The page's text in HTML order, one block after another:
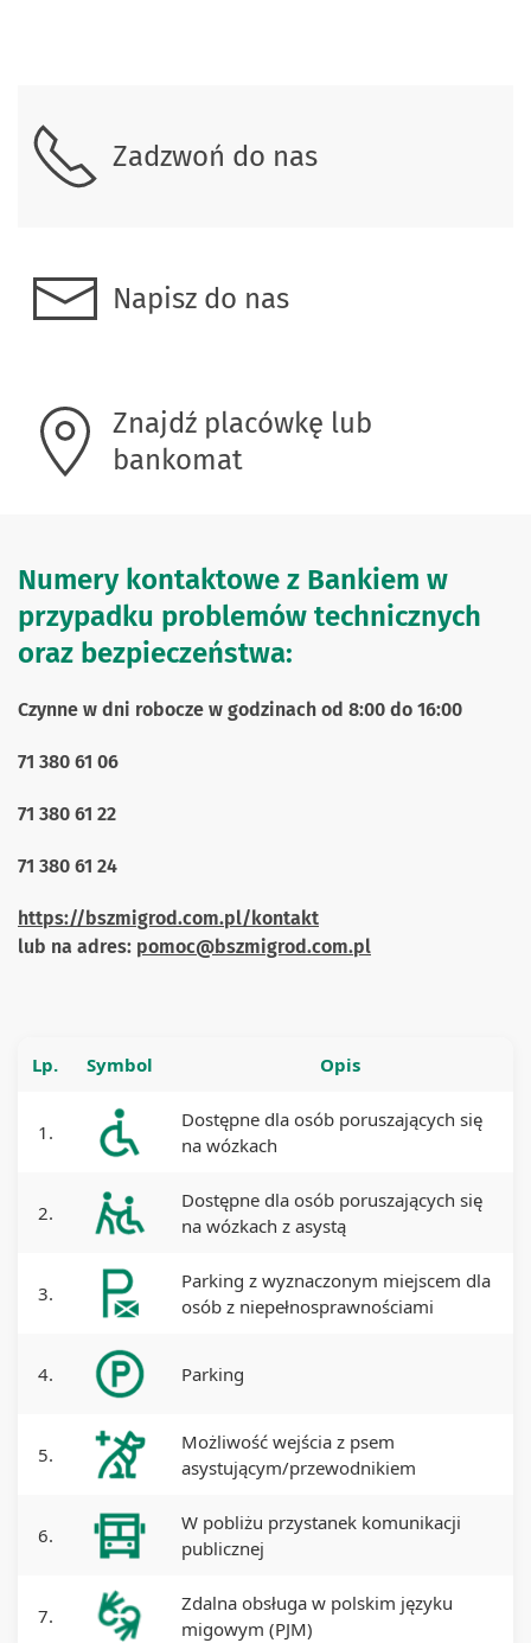
Zadzwoń do nas
Napisz do nas
Znajdź placówkę lub
bankomat
Numery kontaktowe z Bankiem w
przypadku problemów technicznych
oraz bezpieczeństwa:
Czynne w dni robocze w godzinach od 8:00 do 16:00
71 380 61 06
71 380 61 22
71 380 61 24
https://bszmigrod.com.pl/kontakt
lub na adres: pomoc@bszmigrod.com.pl
Lp. Symbol Opis
1.
Dostępne dla osób poruszających się
na wózkach
2.
Dostępne dla osób poruszających się
na wózkach z asystą
3.
Parking z wyznaczonym miejscem dla
osób z niepełnosprawnościami
4. Parking
5.
Możliwość wejścia z psem
asystującym/przewodnikiem
6.
W pobliżu przystanek komunikacji
publicznej
7.
Zdalna obsługa w polskim języku
migowym (PJM)